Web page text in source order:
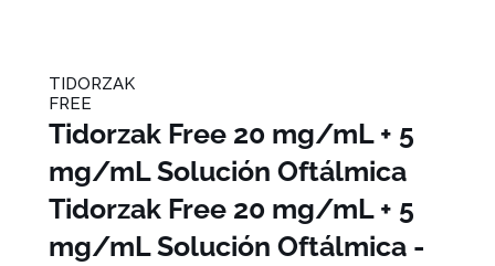
TIDORZAK
FREE
Tidorzak Free 20 mg/mL + 5
mg/mL Solución Oftálmica
Tidorzak Free 20 mg/mL + 5
mg/mL Solución Oftálmica -